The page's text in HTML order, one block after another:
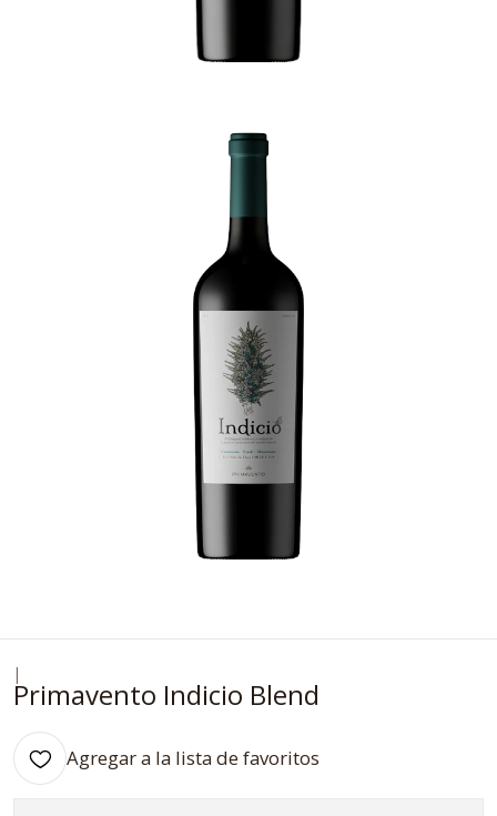
|
Primavento Indicio Blend
Agregar a la lista de favoritos